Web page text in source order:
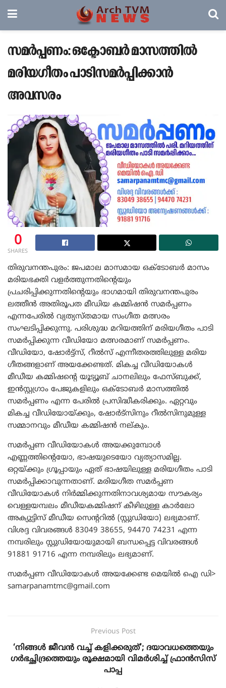
സമർപ്പണം: ഒക്ടോബർ മാസത്തിൽ
മരിയഗീതം പാടിസമർപ്പിക്കാൻ
അവസരം
0
SHARES
തിരുവനന്തപുരം: ജപമാല മാസമായ ഒക്ടോബർ മാസം
മരിയഭക്തി വളർത്തുന്നതിന്റെയും
പ്രചരിപ്പിക്കുന്നതിന്റെയും ഭാഗമായി തിരുവനന്തപുരം
ലത്തീൻ അതിരൂപത മീഡിയ കമ്മിഷൻ സമർപ്പണം
എന്നപേരിൽ വ്യത്യസ്തമായ സംഗീത മത്സരം
സംഘടിപ്പിക്കുന്നു. പരിശുദ്ധ മറിയത്തിന്‌ മരിയഗീതം പാടി
സമർപ്പിക്കുന്ന വീഡിയോ മത്സരമാണ്‌ സമർപ്പണം.
വീഡിയോ, ഷോർട്ട്സ്, റീൽസ് എന്നീതരത്തിലുള്ള മരിയ
ഗീതങ്ങളാണ്‌ അയക്കേണ്ടത്. മികച്ച വീഡിയോകൾ
മീഡീയ കമ്മിഷന്റെ യൂട്യൂബ് ചാനലിലും ഫേസ്ബുക്ക്,
ഇൻസ്റ്റഗ്രാം പേജുകളിലും ഒക്ടോബർ മാസത്തിൽ
സമർപ്പണം എന്ന പേരിൽ പ്രസിദ്ധീകരിക്കും. ഏറ്റവും
മികച്ച വീഡിയോയ്ക്കും, ഷോർട്സിനും റീൽസിനുമുള്ള
സമ്മാനവും മീഡീയ കമ്മിഷൻ നല്കും.
സമർപ്പണ വീഡിയോകൾ അയക്കുമ്പോൾ
എണ്ണത്തിന്റെയോ, ഭാഷയുടെയോ വ്യത്യാസമില്ല.
ഒറ്റയ്ക്കും ഗ്രൂപ്പായും ഏത് ഭാഷയിലുള്ള മരിയഗീതം പാടി
സമർപ്പിക്കാവുന്നതാണ്‌. മരിയഗീത സമർപ്പണ
വീഡിയോകൾ നിർമ്മിക്കുന്നതിനാവശ്യമായ സൗകര്യം
വെള്ളയമ്പലം മീഡീയകമ്മിഷന്‌ കീഴിലുള്ള കാർലോ
അക്യുട്ടിസ് മീഡീയ സെന്ററിൽ (സ്റ്റുഡിയോ) ലഭ്യമാണ്‌.
വിശദ്ദ വിവരങ്ങൾ 83049 38655, 94470 74231 എന്ന
നമ്പരിലും സ്റ്റുഡിയോയുമായി ബന്ധപ്പെട്ട വിവരങ്ങൾ
91881 91716 എന്ന നമ്പരിലും ലഭ്യമാണ്‌.
സമർപ്പണ വീഡിയോകൾ അയക്കേണ്ട മെയിൽ ഐ ഡി>
samarpanamtmc@gmail.com
Previous Post
‘നിങ്ങള്‍ ജീവന്‍ വച്ച് കളിക്കരുത്’; ദയാവധത്തെയും
ഗര്‍ഭച്ഛിദ്രത്തെയും രൂക്ഷമായി വിമര്‍ശിച്ച് ഫ്രാന്‍സിസ്
പാപ്പ